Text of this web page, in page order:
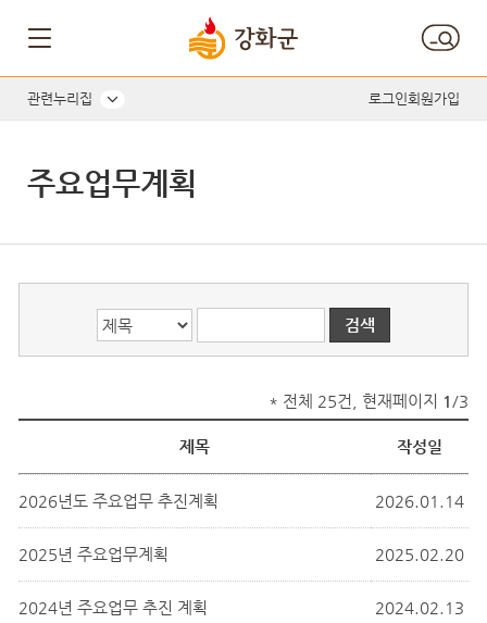
관련누리집 로그인회원가입
주요업무계획
* 전체 25건, 현재페이지 1 /3
제목 작성일
2026년도 주요업무 추진계획 2026.01.14
2025년 주요업무계획 2025.02.20
2024년 주요업무 추진 계획 2024.02.13